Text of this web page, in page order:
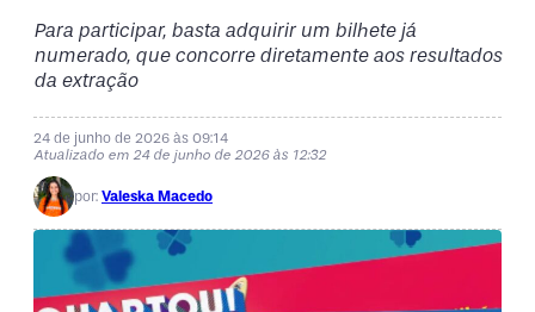
Para participar, basta adquirir um bilhete já
numerado, que concorre diretamente aos resultados
da extração
24 de junho de 2026 às 09:14
Atualizado em 24 de junho de 2026 às 12:32
por: Valeska Macedo